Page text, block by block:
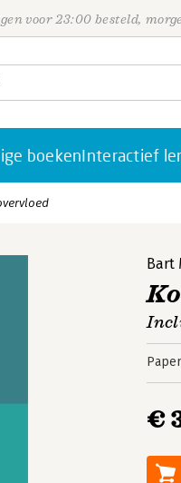
voor 23:00 besteld,
boekenInteractief
Bart
€